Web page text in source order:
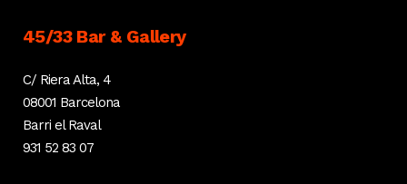
45/33 Bar & Gallery
C/ Riera Alta, 4
08001 Barcelona
Barri el Raval
931 52 83 07